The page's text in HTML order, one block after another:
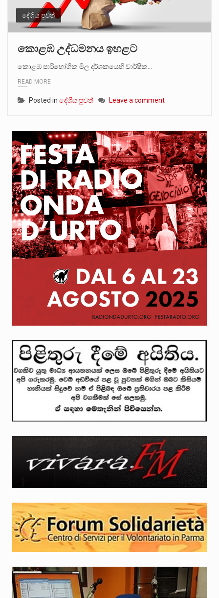
දේශීය පුවත්
කොළඹ උද්ධමනය ඉහළට
කොළඹ පාරිභෝගික මිල දර්ශකයෙහි වාර්ෂික…
READ MORE
Posted in දේශීය පුවත් Leave a comment